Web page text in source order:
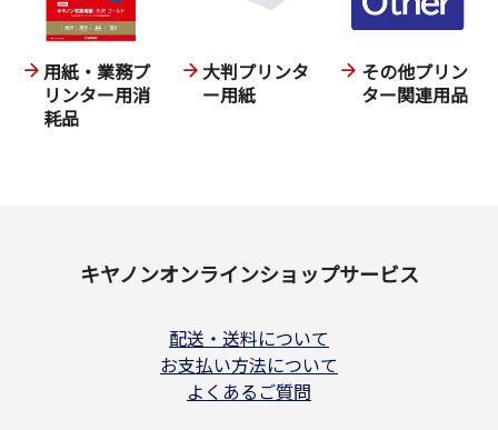
用紙・業務プ
リンター用消
耗品
大判プリンタ
ー用紙
その他プリン
ター関連用品
キヤノンオンラインショップサービス
配送・送料について
お支払い方法について
よくあるご質問